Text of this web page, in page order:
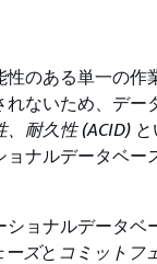
のある単一の作
ないため、デー
耐久性 (ACID)
ナルデータベー
ョナルデータベ
ーズと コミットフ